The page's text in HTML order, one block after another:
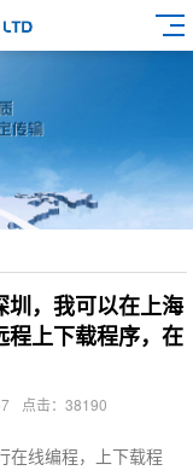
圳，我可以在上海
上下载程序，在
点击：38190
在线编程，上下载程